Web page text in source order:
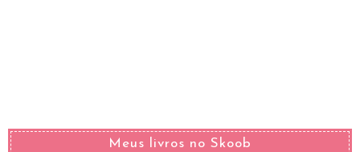
Meus livros no Skoob